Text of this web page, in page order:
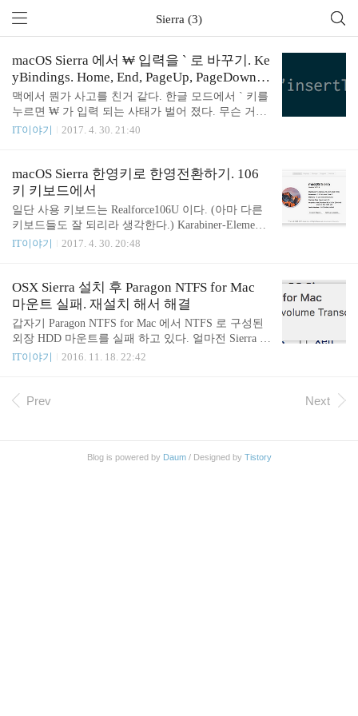
Sierra (3)
macOS Sierra 에서 ₩ 입력을 ` 로 바꾸기. Ke
yBindings. Home, End, PageUp, PageDown
등
맥에서 뭔가 사고를 친거 같다. 한글 모드에서 ` 키를
누르면 ₩ 가 입력 되는 사태가 벌어 졌다. 무슨 거창
한 이유가 있는지는 모르겠지만 Markdown 을 많이
기존처럼 ` 가 입력 되긴 하지만 불편하다; ~/Library/
KeyBindings/DefaultkeyBinding.dict 파일 수정 ~/Libra
ry/KeyBindings/DefaultkeyBinding.dict 파일에 다음의
내용을 넣어 주면 된다. ₩ 가 입력 되면 ` 가 입력 되
도록 바꾸라는 말이다. { "₩" = ("insertText:", "`"); }
~/Library/KeyBindings 디렉토리가 없으면 만들어 주..
IT이야기 2017. 4. 30. 21:40
macOS Sierra 한영키로 한영전환하기. 106
키 키보드에서
일단 사용 키보드는 Realforce106U 이다. (아마 다른
키보드들도 잘 되리라 생각한다.) Karabiner-Elements
가 필요 하다. https://github.com/tekezo/Karabiner-Elem
지원하지 않게 되면서 Karabiner-Elements 를 사용해
야 한다. 개인적으로 Karabiner-Elements 설정을 다음
과 같이 해 두고 사용중이다. 다른설정은 별로 중요
하지 않고 마지막에 lang1 을 f18 로 설정해 두는 것이
중요하다. lang1 이 "한/영"키로 인식된다. (참고로 la
ng2 는 "한자"키이다. 그리고 right_o..
IT이야기 2017. 4. 30. 20:48
OSX Sierra 설치 후 Paragon NTFS for Mac
마운트 실패. 재설치 해서 해결
갑자기 Paragon NTFS for Mac 에서 NTFS 로 구성된
외장 HDD 마운트를 실패 하고 있다. 얼마전 Sierra 로
업데이트 해서 그런가? 현재 버전은 14.3.266 업데이
았으나 마찬가지. 일단 드라이버를 지우고 다시 깔아
IT이야기 2016. 11. 18. 22:42
Prev Next
Blog is powered by Daum/ Designed by Tistory